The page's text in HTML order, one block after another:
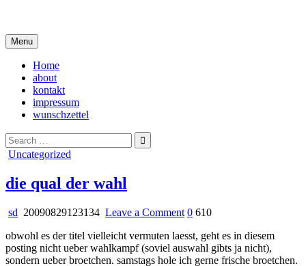
content
Menu
Home
about
kontakt
impressum
wunschzettel
Search
for:
Posted
Uncategorized
die qual der wahl
sd 20090829123134 Leave a Commenton
qual
der
wahl
0 610
obwohl es der titel vielleicht vermuten laesst, geht es in diesem
posting nicht ueber wahlkampf (soviel auswahl gibts ja nicht),
sondern ueber broetchen. samstags hole ich gerne frische broetchen.